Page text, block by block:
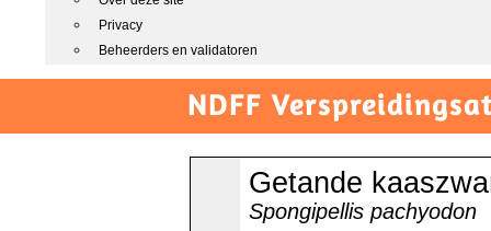
Privacy
Beheerders en validatoren
NDFF